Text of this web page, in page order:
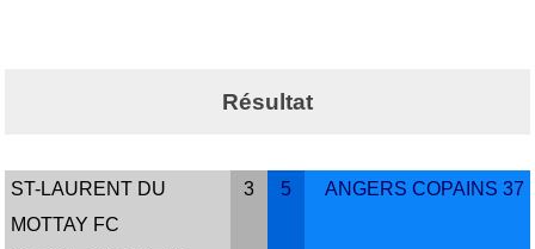
Résultat
ST-LAURENT DU
MOTTAY FC
3 5 ANGERS COPAINS 37